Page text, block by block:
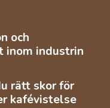
och
inom industrin
rätt skor för
kafévistelse